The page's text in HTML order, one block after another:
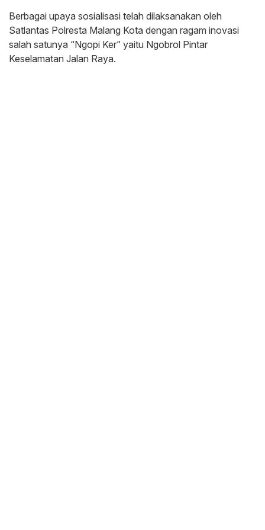
Berbagai upaya sosialisasi telah dilaksanakan oleh
Satlantas Polresta Malang Kota dengan ragam inovasi
salah satunya “Ngopi Ker” yaitu Ngobrol Pintar
Keselamatan Jalan Raya.